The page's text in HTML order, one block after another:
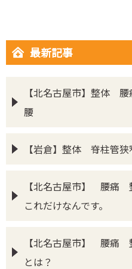
最新記事
【北名古屋市】整体
腰
【岩倉】整体 脊柱管
【北名古屋市】 腰
これだけなんです。
【北名古屋市】 腰
とは？